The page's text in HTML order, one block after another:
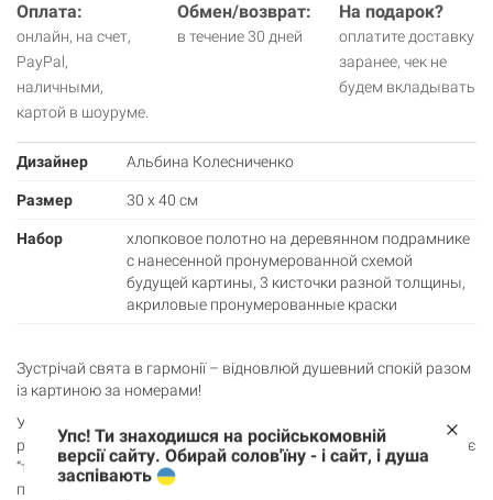
Оплата:
онлайн, на счет,
PayPal,
наличными,
картой в шоуруме.
Обмен/возврат:
в течение 30 дней
На подарок?
оплатите доставку
заранее, чек не
будем вкладывать
Дизайнер Альбина Колесниченко
Размер 30 x 40 см
Набор
хлопковое полотно на деревянном подрамнике
с нанесенной пронумерованной схемой
будущей картины, 3 кисточки разной толщины,
акриловые пронумерованные краски
Зустрічай свята в гармонії – відновлюй душевний спокій разом
із картиною за номерами!
Уявляєш, що лише набір з фарби, пензликів та картини-
розмальовки – це все, що потрібно для арттерапії? Відкрий своє
“творче Я”, відключайся від турбот та зроби власноруч
прикрасу для інтер’єру.
Упс! Ти знаходишся на російськомовній
версії сайту. Обирай солов'їну - і сайт, і душа
заспівають